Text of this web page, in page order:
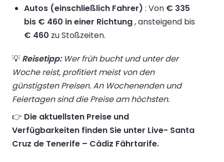
Autos (einschließlich Fahrer) : Von € 335
bis € 460 in einer Richtung, ansteigend bis
€ 460 zu Stoßzeiten.
💡 Reisetipp:Wer früh bucht und unter der
Woche reist, profitiert meist von den
günstigsten Preisen. An Wochenenden und
Feiertagen sind die Preise am höchsten.
👉 Die aktuellsten Preise und
Verfügbarkeiten finden Sie unter Live- Santa
Cruz de Tenerife – Cádiz Fährtarife.